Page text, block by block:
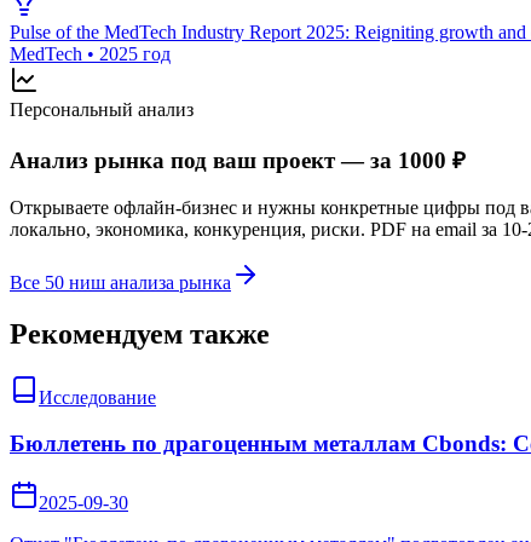
Pulse of the MedTech Industry Report 2025: Reigniting growth and
MedTech • 2025 год
Персональный анализ
Анализ рынка под ваш проект — за 1000 ₽
Открываете офлайн-бизнес и нужны конкретные цифры под
локально, экономика, конкуренция, риски. PDF на email за
Все 50 ниш анализа рынка
Рекомендуем также
Исследование
Бюллетень по драгоценным металлам Cbonds:
2025-09-30